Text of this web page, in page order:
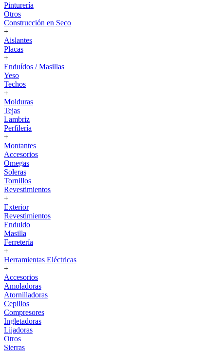
Pinturería
Otros
Construcción en Seco
+
Aislantes
Placas
+
Enduídos / Masillas
Yeso
Techos
+
Molduras
Tejas
Lambriz
Perfilería
+
Montantes
Accesorios
Omegas
Soleras
Tornillos
Revestimientos
+
Exterior
Revestimientos
Enduido
Masilla
Ferretería
+
Herramientas Eléctricas
+
Accesorios
Amoladoras
Atornilladoras
Cepillos
Compresores
Ingletadoras
Lijadoras
Otros
Sierras